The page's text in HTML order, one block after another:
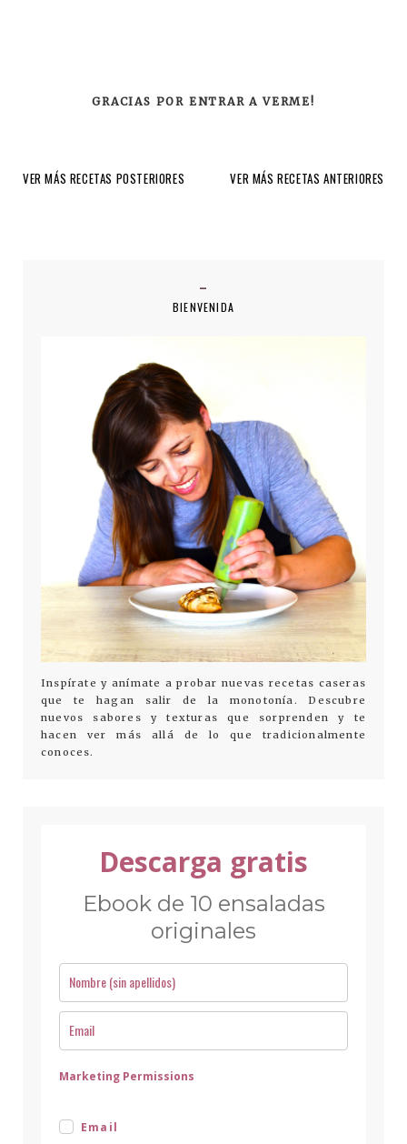
GRACIAS POR ENTRAR A VERME!
VER MÁS RECETAS POSTERIORES VER MÁS RECETAS ANTERIORES
BIENVENIDA
Inspírate y anímate a probar nuevas recetas caseras
que te hagan salir de la monotonía. Descubre
nuevos sabores y texturas que sorprenden y te
hacen ver más allá de lo que tradicionalmente
conoces.
Descarga gratis
Ebook de 10 ensaladas
originales
Marketing Permissions
Email